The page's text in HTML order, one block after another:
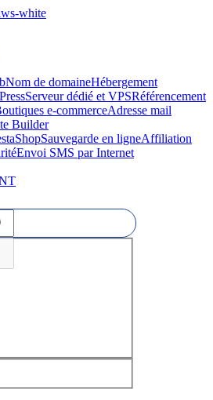
Nom de domaineHébergement
Serveur dédié et VPSRéférencement
e-commerceAdresse mail
Builder
Sauvegarde en ligneAffiliation
Envoi SMS par Internet